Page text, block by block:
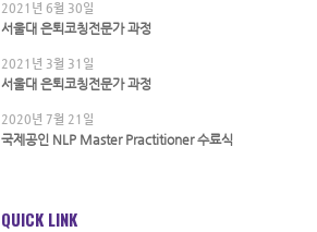
2021년 6월 30일
서울대 은퇴코칭전문가 과정
2021년 3월 31일
서울대 은퇴코칭전문가 과정
2020년 7월 21일
국제공인 NLP Master Practitioner 수료식
QUICK LINK